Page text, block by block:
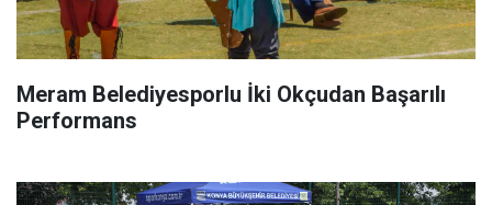
Meram Belediyesporlu İki Okçudan Başarılı
Performans